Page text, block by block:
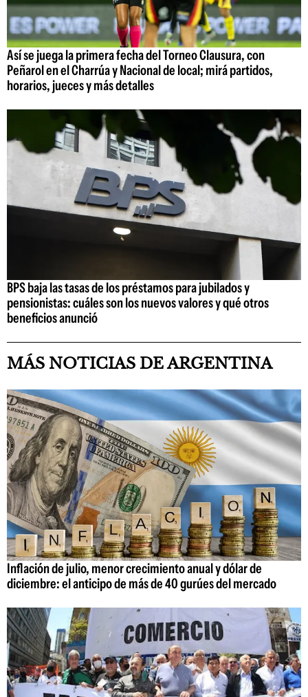
Así se juega la primera fecha del Torneo Clausura, con
Peñarol en el Charrúa y Nacional de local; mirá partidos,
horarios, jueces y más detalles
BPS baja las tasas de los préstamos para jubilados y
pensionistas: cuáles son los nuevos valores y qué otros
beneficios anunció
MÁS NOTICIAS DE ARGENTINA
Inflación de julio, menor crecimiento anual y dólar de
diciembre: el anticipo de más de 40 gurúes del mercado